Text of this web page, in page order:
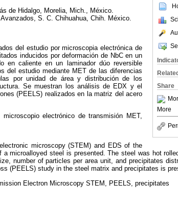
Share
More
de Hidalgo, Morelia, Mich., México.
S. C. Chihuahua, Chih. México.
del estudio por microscopia electrónica de
inducidos por deformación de NbC en un
en caliente en un laminador dúo reversible
del estudio mediante MET de las diferencias
por unidad de área y distribución de los
Se muestran los análisis de EDX y el
(PEELS) realizados en la matriz del acero
microscopio electrónico de transmisión MET,
microscopy (STEM) and EDS of the
a microalloyed steel is presented. The steel was hot
number of particles per area unit, and precipitates
(PEELS) study in the steel matrix and precipitates is
Electron Microscopy STEM, PEELS, precipitates